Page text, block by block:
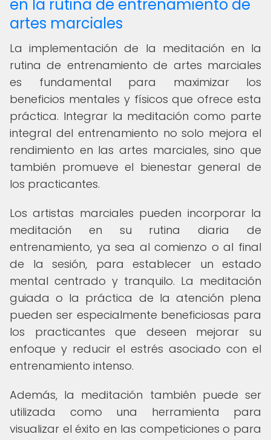
en la rutina de entrenamiento de
artes marciales
La implementación de la meditación en la
rutina de entrenamiento de artes marciales
es fundamental para maximizar los
beneficios mentales y físicos que ofrece esta
práctica. Integrar la meditación como parte
integral del entrenamiento no solo mejora el
rendimiento en las artes marciales, sino que
también promueve el bienestar general de
los practicantes.
Los artistas marciales pueden incorporar la
meditación en su rutina diaria de
entrenamiento, ya sea al comienzo o al final
de la sesión, para establecer un estado
mental centrado y tranquilo. La meditación
guiada o la práctica de la atención plena
pueden ser especialmente beneficiosas para
los practicantes que deseen mejorar su
enfoque y reducir el estrés asociado con el
entrenamiento intenso.
Además, la meditación también puede ser
utilizada como una herramienta para
visualizar el éxito en las competiciones o para